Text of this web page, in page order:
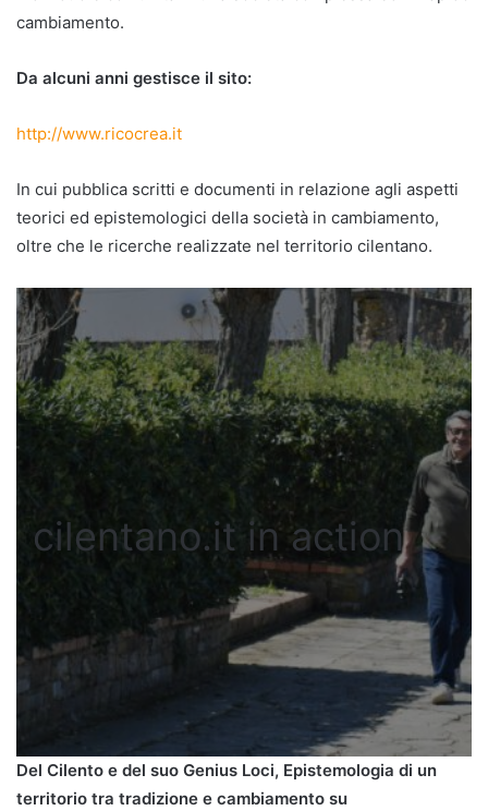
cambiamento.
Da alcuni anni gestisce il sito:
http://www.ricocrea.it
In cui pubblica scritti e documenti in relazione agli aspetti
teorici ed epistemologici della società in cambiamento,
oltre che le ricerche realizzate nel territorio cilentano.
cilentano.it in action
Del Cilento e del suo Genius Loci, Epistemologia di un
territorio tra tradizione e cambiamento su